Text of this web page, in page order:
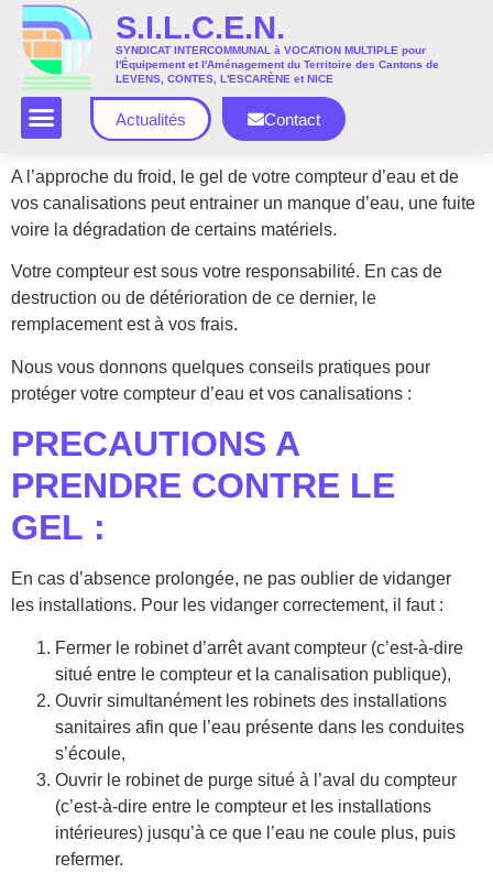
S.I.L.C.E.N.
SYNDICAT INTERCOMMUNAL à VOCATION MULTIPLE pour
l'Équipement et l'Aménagement du Territoire des Cantons de
LEVENS, CONTES, L'ESCARÈNE et NICE
Actualités Contact
A l’approche du froid, le gel de votre compteur d’eau et de
vos canalisations peut entrainer un manque d’eau, une fuite
voire la dégradation de certains matériels.
Votre compteur est sous votre responsabilité. En cas de
destruction ou de détérioration de ce dernier, le
remplacement est à vos frais.
Nous vous donnons quelques conseils pratiques pour
protéger votre compteur d’eau et vos canalisations :
PRECAUTIONS A
PRENDRE CONTRE LE
GEL :
En cas d’absence prolongée, ne pas oublier de vidanger
les installations. Pour les vidanger correctement, il faut :
Fermer le robinet d’arrêt avant compteur (c’est-à-dire
situé entre le compteur et la canalisation publique),
Ouvrir simultanément les robinets des installations
sanitaires afin que l’eau présente dans les conduites
s’écoule,
Ouvrir le robinet de purge situé à l’aval du compteur
(c’est-à-dire entre le compteur et les installations
intérieures) jusqu’à ce que l’eau ne coule plus, puis
refermer.